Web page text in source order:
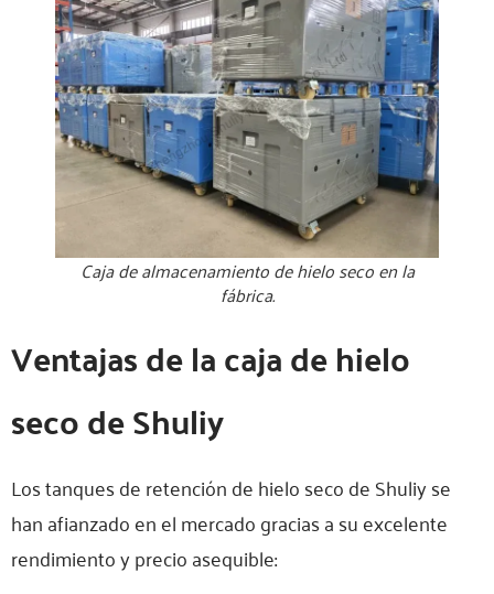
Caja de almacenamiento de hielo seco en la
fábrica.
Ventajas de la caja de hielo
seco de Shuliy
Los tanques de retención de hielo seco de Shuliy se
han afianzado en el mercado gracias a su excelente
rendimiento y precio asequible: